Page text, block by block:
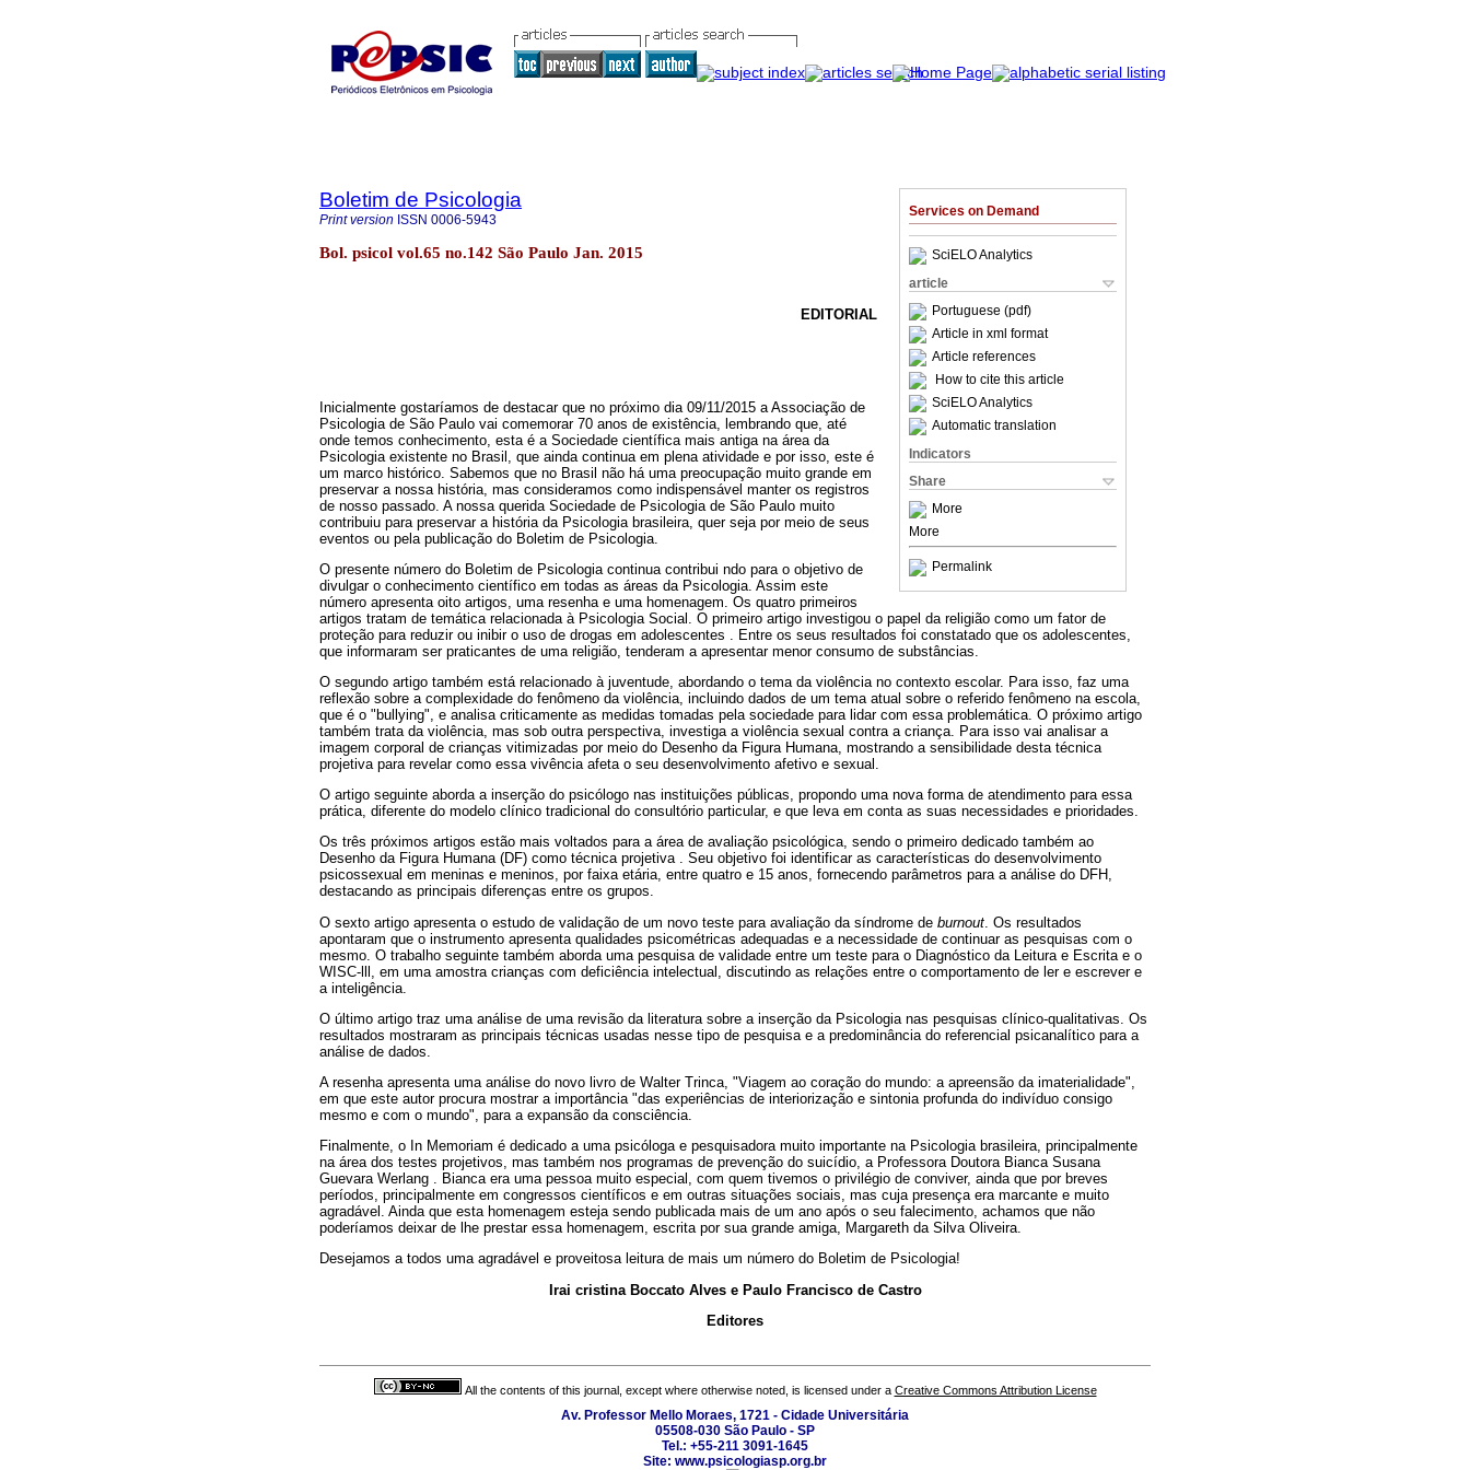
Services on Demand
SciELO Analytics
article
Portuguese (pdf)
Article in xml format
Article references
How to cite this article
SciELO Analytics
Automatic translation
Indicators
Share
More
More
Permalink
Boletim de Psicologia
Print version ISSN 0006-5943
Bol. psicol vol.65 no.142 São Paulo Jan. 2015
EDITORIAL
Inicialmente gostaríamos de destacar que no próximo dia 09/11/2015 a Associação de
Psicologia de São Paulo vai comemorar 70 anos de existência, lembrando que, até
onde temos conhecimento, esta é a Sociedade científica mais antiga na área da
Psicologia existente no Brasil, que ainda continua em plena atividade e por isso, este é
um marco histórico. Sabemos que no Brasil não há uma preocupação muito grande em
preservar a nossa história, mas consideramos como indispensável manter os registros
de nosso passado. A nossa querida Sociedade de Psicologia de São Paulo muito
contribuiu para preservar a história da Psicologia brasileira, quer seja por meio de seus
eventos ou pela publicação do Boletim de Psicologia.
O presente número do Boletim de Psicologia continua contribui ndo para o objetivo de
divulgar o conhecimento científico em todas as áreas da Psicologia. Assim este
número apresenta oito artigos, uma resenha e uma homenagem. Os quatro primeiros
artigos tratam de temática relacionada à Psicologia Social. O primeiro artigo investigou o papel da religião como um fator de
proteção para reduzir ou inibir o uso de drogas em adolescentes . Entre os seus resultados foi constatado que os adolescentes,
que informaram ser praticantes de uma religião, tenderam a apresentar menor consumo de substâncias.
O segundo artigo também está relacionado à juventude, abordando o tema da violência no contexto escolar. Para isso, faz uma
reflexão sobre a complexidade do fenômeno da violência, incluindo dados de um tema atual sobre o referido fenômeno na escola,
que é o "bullying", e analisa criticamente as medidas tomadas pela sociedade para lidar com essa problemática. O próximo artigo
também trata da violência, mas sob outra perspectiva, investiga a violência sexual contra a criança. Para isso vai analisar a
imagem corporal de crianças vitimizadas por meio do Desenho da Figura Humana, mostrando a sensibilidade desta técnica
projetiva para revelar como essa vivência afeta o seu desenvolvimento afetivo e sexual.
O artigo seguinte aborda a inserção do psicólogo nas instituições públicas, propondo uma nova forma de atendimento para essa
prática, diferente do modelo clínico tradicional do consultório particular, e que leva em conta as suas necessidades e prioridades.
Os três próximos artigos estão mais voltados para a área de avaliação psicológica, sendo o primeiro dedicado também ao
Desenho da Figura Humana (DF) como técnica projetiva . Seu objetivo foi identificar as características do desenvolvimento
psicossexual em meninas e meninos, por faixa etária, entre quatro e 15 anos, fornecendo parâmetros para a análise do DFH,
destacando as principais diferenças entre os grupos.
O sexto artigo apresenta o estudo de validação de um novo teste para avaliação da síndrome de burnout . Os resultados
apontaram que o instrumento apresenta qualidades psicométricas adequadas e a necessidade de continuar as pesquisas com o
mesmo. O trabalho seguinte também aborda uma pesquisa de validade entre um teste para o Diagnóstico da Leitura e Escrita e o
WISC-lll, em uma amostra crianças com deficiência intelectual, discutindo as relações entre o comportamento de ler e escrever e
a inteligência.
O último artigo traz uma análise de uma revisão da literatura sobre a inserção da Psicologia nas pesquisas clínico-qualitativas. Os
resultados mostraram as principais técnicas usadas nesse tipo de pesquisa e a predominância do referencial psicanalítico para a
análise de dados.
A resenha apresenta uma análise do novo livro de Walter Trinca, "Viagem ao coração do mundo: a apreensão da imaterialidade",
em que este autor procura mostrar a importância "das experiências de interiorização e sintonia profunda do indivíduo consigo
mesmo e com o mundo", para a expansão da consciência.
Finalmente, o In Memoriam é dedicado a uma psicóloga e pesquisadora muito importante na Psicologia brasileira, principalmente
na área dos testes projetivos, mas também nos programas de prevenção do suicídio, a Professora Doutora Bianca Susana
Guevara Werlang . Bianca era uma pessoa muito especial, com quem tivemos o privilégio de conviver, ainda que por breves
períodos, principalmente em congressos científicos e em outras situações sociais, mas cuja presença era marcante e muito
agradável. Ainda que esta homenagem esteja sendo publicada mais de um ano após o seu falecimento, achamos que não
poderíamos deixar de lhe prestar essa homenagem, escrita por sua grande amiga, Margareth da Silva Oliveira.
Desejamos a todos uma agradável e proveitosa leitura de mais um número do Boletim de Psicologia!
Irai cristina Boccato Alves e Paulo Francisco de Castro
Editores
All the contents of this journal, except where otherwise noted, is licensed under a Creative Commons Attribution License
Av. Professor Mello Moraes, 1721 - Cidade Universitária
05508-030 São Paulo - SP
Tel.: +55-211 3091-1645
Site: www.psicologiasp.org.br